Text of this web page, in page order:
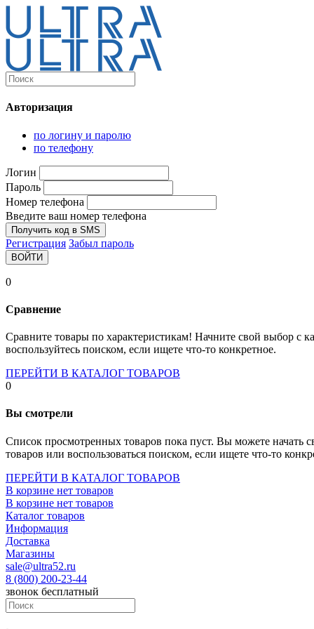
Каталог
Компьютеры и комплектующие
Персональные компьютеры
Моноблоки
Мониторы
Комплектующие
Socket-2066
Socket-775
Socket-fm2
Socket-am4
Socket- intel s1151
Socket- intel s2066
Socket- intel s1700
Авторизация
по логину и паролю
по телефону
Логин
Пароль
Номер телефона
Введите ваш номер телефона
Получить код в SMS
Регистрация Забыл пароль
ВОЙТИ
0
Сравнение
Сравните товары по характеристикам! Начните свой выбор с
воспользуйтесь поиском, если ищете что-то конкретное.
ПЕРЕЙТИ В КАТАЛОГ ТОВАРОВ
0
Вы смотрели
Список просмотренных товаров пока пуст. Вы можете начать
товаров или воспользоваться поиском, если ищете что-то
ПЕРЕЙТИ В КАТАЛОГ ТОВАРОВ
В корзине нет товаров
В корзине нет товаров
Каталог товаров
Информация
Доставка
Магазины
sale@ultra52.ru
8 (800) 200-23-44
звонок бесплатный